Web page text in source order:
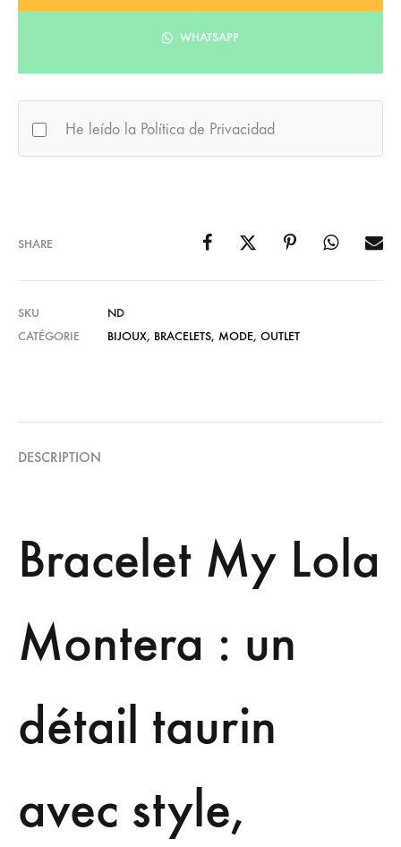
WHATSAPP
He leído la Política de Privacidad
SHARE
SKU
ND
CATÉGORIE
BIJOUX, BRACELETS, MODE, OUTLET
DESCRIPTION
Bracelet My Lola
Montera : un
détail taurin
avec style,